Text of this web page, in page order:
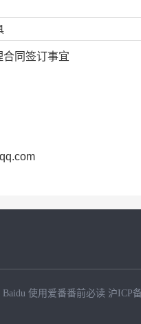
同签订事宜
使用爱番番前必读 沪ICP